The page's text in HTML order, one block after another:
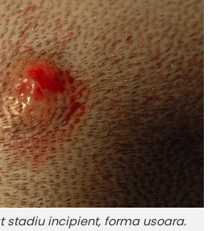
stadiu incipient, forma usoara.